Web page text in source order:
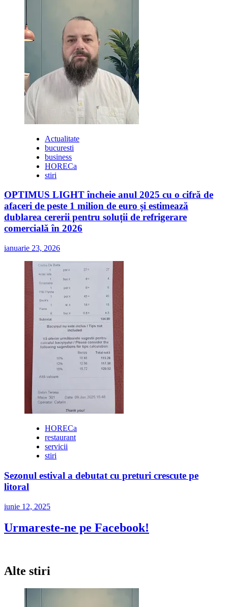
Actualitate
bucuresti
business
HORECa
stiri
OPTIMUS LIGHT încheie anul 2025 cu o cifră de
afaceri de peste 1 milion de euro și estimează
dublarea cererii pentru soluții de refrigerare
comercială în 2026
ianuarie 23, 2026
HORECa
restaurant
servicii
stiri
Sezonul estival a debutat cu preturi crescute pe
litoral
iunie 12, 2025
Urmareste-ne pe Facebook!
Alte stiri